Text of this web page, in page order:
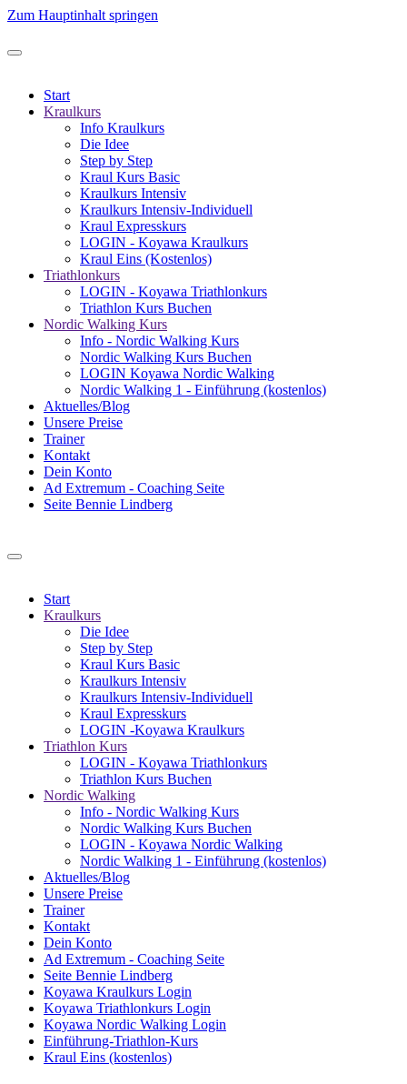
Zum Hauptinhalt springen
Start
Kraulkurs
Info Kraulkurs
Die Idee
Step by Step
Kraul Kurs Basic
Kraulkurs Intensiv
Kraulkurs Intensiv-Individuell
Kraul Expresskurs
LOGIN - Koyawa Kraulkurs
Kraul Eins (Kostenlos)
Triathlonkurs
LOGIN - Koyawa Triathlonkurs
Triathlon Kurs Buchen
Nordic Walking Kurs
Info - Nordic Walking Kurs
Nordic Walking Kurs Buchen
LOGIN Koyawa Nordic Walking
Nordic Walking 1 - Einführung (kostenlos)
Aktuelles/Blog
Unsere Preise
Trainer
Kontakt
Dein Konto
Ad Extremum - Coaching Seite
Seite Bennie Lindberg
Start
Kraulkurs
Die Idee
Step by Step
Kraul Kurs Basic
Kraulkurs Intensiv
Kraulkurs Intensiv-Individuell
Kraul Expresskurs
LOGIN -Koyawa Kraulkurs
Triathlon Kurs
LOGIN - Koyawa Triathlonkurs
Triathlon Kurs Buchen
Nordic Walking
Info - Nordic Walking Kurs
Nordic Walking Kurs Buchen
LOGIN - Koyawa Nordic Walking
Nordic Walking 1 - Einführung (kostenlos)
Aktuelles/Blog
Unsere Preise
Trainer
Kontakt
Dein Konto
Ad Extremum - Coaching Seite
Seite Bennie Lindberg
Koyawa Kraulkurs Login
Koyawa Triathlonkurs Login
Koyawa Nordic Walking Login
Einführung-Triathlon-Kurs
Kraul Eins (kostenlos)